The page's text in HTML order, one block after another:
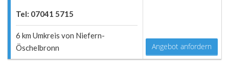
Tel: 07041 5715
6 km Umkreis von Niefern-
Öschelbronn
Angebot anfordern